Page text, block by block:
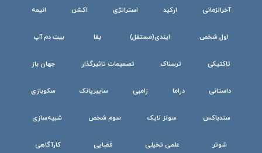
آخرالزمانی ارکید استراتژی اکشن انیمه
اول شخص ایندی(مستقل) بقا بیت دم آپ
تاکتیکی ترسناک تصمیمات تاثیرگذار جهان باز
داستانی دراما زامبی سایبرپانک سکوبازی
سندباکس سولز لایک سوم شخص شبیه‌سازی
شوتر علمی تخیلی فضایی کارآگاهی